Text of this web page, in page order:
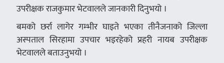
उपरीक्षक राजकुमार भेटवालले जानकारी दिनुभयो ।
बमको छर्रा लागेर गम्भीर घाइते भएका तीनैजनाको जिल्ला
अस्पताल सिरहामा उपचार भइरहेको प्रहरी नायब उपरीक्षक
भेटवालले बताउनुभयो ।